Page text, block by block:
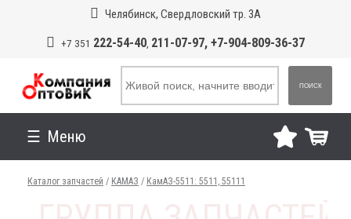
Челябинск, Свердловский тр. 3А
+7 351 222-54-40, 211-07-97, +7-904-809-36-37
ПОИСК
Меню
Каталог запчастей / КАМАЗ / КамАЗ-5511: 5511, 55111